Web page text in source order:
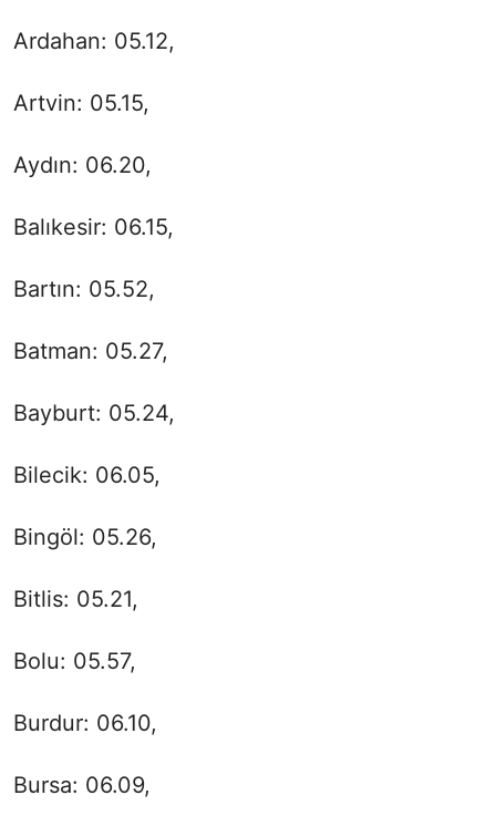
Ardahan: 05.12,
Artvin: 05.15,
Aydın: 06.20,
Balıkesir: 06.15,
Bartın: 05.52,
Batman: 05.27,
Bayburt: 05.24,
Bilecik: 06.05,
Bingöl: 05.26,
Bitlis: 05.21,
Bolu: 05.57,
Burdur: 06.10,
Bursa: 06.09,